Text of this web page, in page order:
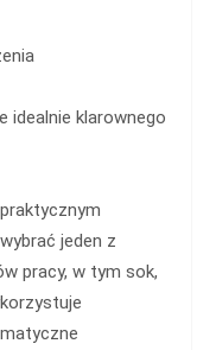
idealnie klarownego
jeden z
pracy, w tym sok,